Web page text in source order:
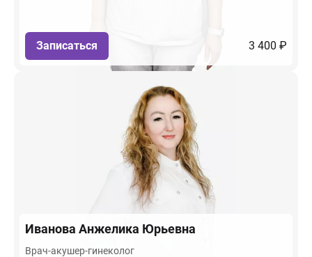
Записаться 3 400 ₽
Иванова Анжелика Юрьевна
Врач-акушер-гинеколог